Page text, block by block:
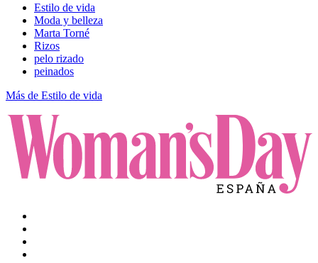
Estilo de vida
Moda y belleza
Marta Torné
Rizos
pelo rizado
peinados
Más de Estilo de vida